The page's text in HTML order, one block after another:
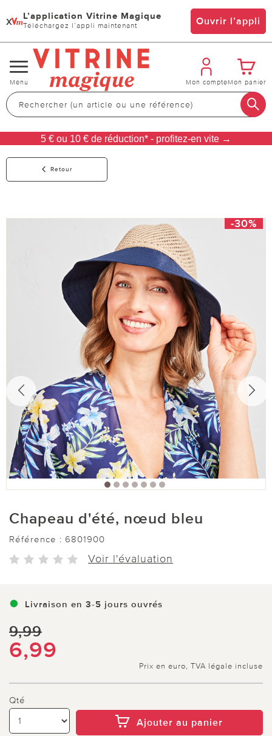
x L’application Vitrine Magique
Téléchargez l’appli maintenant Ouvrir l’appli
Changer
de
navigation
Menu Mon compteMon panier
5 € ou 10 € de réduction* - profitez-en vite →
Retour
-30%
Chapeau d'été, nœud bleu
Référence : 6801900
Voir l'évaluation
Livraison en 3-5 jours ouvrés
9,99
6,99
Prix en euro, TVA légale incluse
Qté
Ajouter au panier